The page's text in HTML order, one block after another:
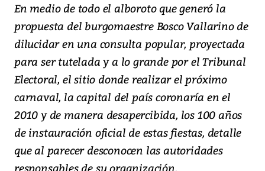
En medio de todo el alboroto que generó la
propuesta del burgomaestre Bosco Vallarino de
dilucidar en una consulta popular, proyectada
para ser tutelada y a lo grande por el Tribunal
Electoral, el sitio donde realizar el próximo
carnaval, la capital del país coronaría en el
2010 y de manera desapercibida, los 100 años
de instauración oficial de estas fiestas, detalle
que al parecer desconocen las autoridades
responsables de su organización.